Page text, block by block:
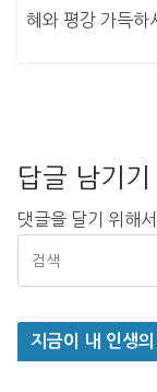
혜와 평강 가득
답글 남기기
댓글을 달기 위해
지금이 내 인생